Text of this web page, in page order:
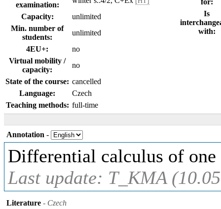
examination:
Capacity:
unlimited
Min. number of
students:
unlimited
4EU+:
no
Virtual mobility /
capacity:
no
State of the course: cancelled
Language:
Czech
Teaching methods: full-time
for:
Is
with:
Annotation -
Differential calculus of one
Last update: T_KMA
Literature - Czech